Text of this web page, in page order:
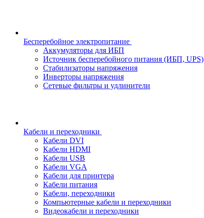
Бесперебойное электропитание
Аккумуляторы для ИБП
Источник бесперебойного питания (ИБП, UPS)
Стабилизаторы напряжения
Инверторы напряжения
Сетевые фильтры и удлинители
Кабели и переходники
Кабели DVI
Кабели HDMI
Кабели USB
Кабели VGA
Кабели для принтера
Кабели питания
Кабели, переходники
Компьютерные кабели и переходники
Видеокабели и переходники